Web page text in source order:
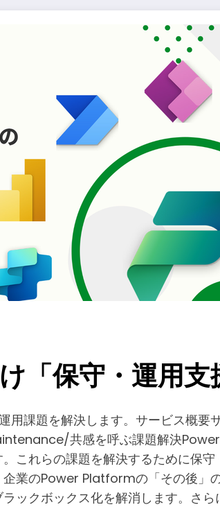
「保守・運用支
課題を解決します。サービス概要
共感を呼ぶ課題解決Power
これらの課題を解決するために保
業のPower Platformの「その後」
ックボックス化を解消します。さ